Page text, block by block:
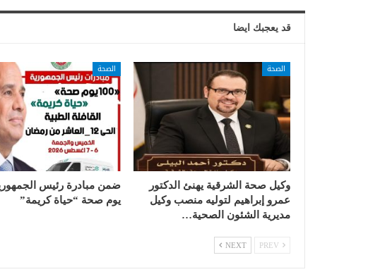
قد يعجبك ايضا
الصحة
وكيل صحة الشرقية يهنئ الدكتور
عمرو إبراهيم لتوليه منصب وكيل
مديرية الشئون الصحية…
الصحة
يوم صحة “حياة كريمة”
NEXT